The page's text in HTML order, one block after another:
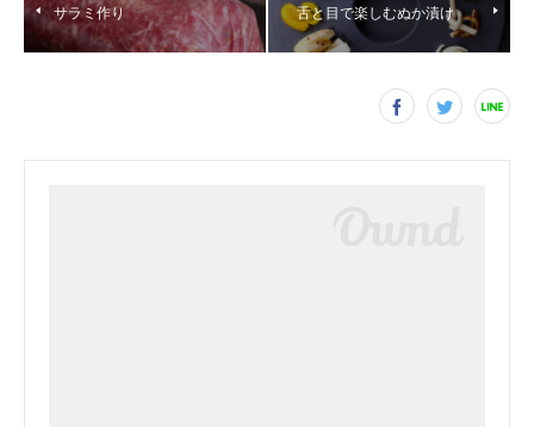
サラミ作り 舌と目で楽しむぬか漬け